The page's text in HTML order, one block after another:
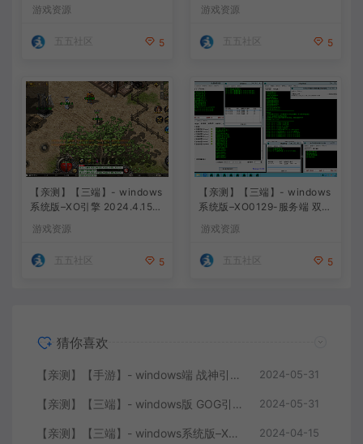
版 安卓+苹果+教程+工具
游戏资源
五五社区 5
直接改IP即可进入游戏
游戏资源
五五社区 5
【亲测】【三端】- windows
系统版–XO引擎 2024.4.15整
特色星王合击版
游戏资源
五五社区 5
【亲测】【三端】- windows
系统版–XO0129-服务端 双端
理无限制 只有引擎和客户端
游戏资源
五五社区 5
猜你喜欢
【亲测】【手游】- windows端 战神引擎 传奇手游 单职业 上古沉默完整版 白猪3.0免费版 安卓+苹果+教程+工具 2024-05-31
【亲测】【三端】- windows版 GOG引擎三职业版本 中原沉默 团购版 已整理配套微端 直接改IP即可进入游戏 2024-05-31
【亲测】【三端】- windows系统版–XO引擎 2024.4.15整理 最新无限制 版本 1.80九龙特色星王合击版 2024-04-15